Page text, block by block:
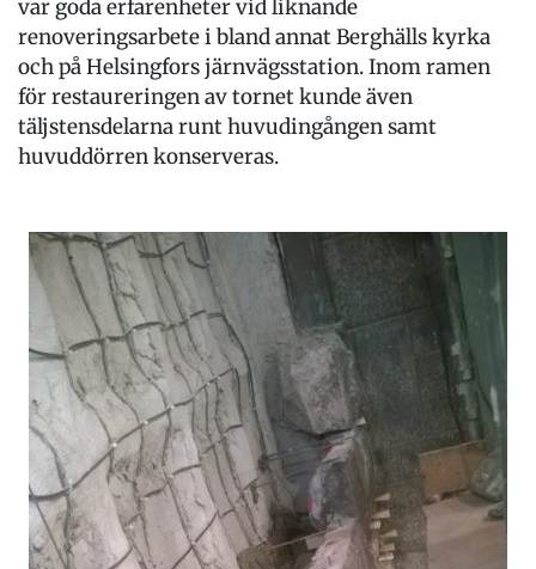
var goda erfarenheter vid liknande
renoveringsarbete i bland annat Berghälls kyrka
och på Helsingfors järnvägsstation. Inom ramen
för restaureringen av tornet kunde även
täljstensdelarna runt huvudingången samt
huvuddörren konserveras.